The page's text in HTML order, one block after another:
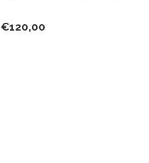
16...
€120,00